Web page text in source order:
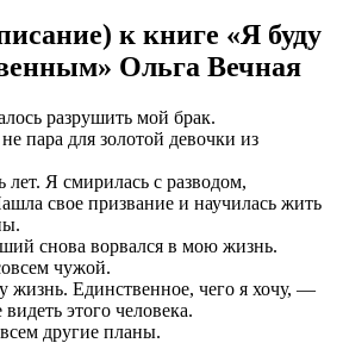
к книге «Я буду
Ольга Вечная
разрушить мой брак.
пара для золотой девочки из
Я смирилась с разводом,
свое призвание и научилась жить
снова ворвался в мою жизнь.
чужой.
жизнь. Единственное, чего я хочу, —
этого человека.
другие планы.